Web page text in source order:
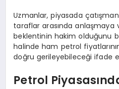
Uzmanlar, piyasada
taraflar arasında anlaşmaya
beklentinin hakim olduğunu
halinde ham petrol
doğru gerileyebileceği ifade
Petrol